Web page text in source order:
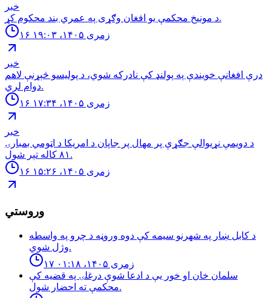
خبر
د مونیخ محکمې یو افغان وګړی په عمري بند محکوم کړ.
۱۶ زمری ۱۴۰۵، ۱۹:۰۳
خبر
درې افغانې خویندې په پولنډ کې نادرکه شوي، د پولیسو څېړنې لاهم
دوام لري.
۱۶ زمری ۱۴۰۵، ۱۷:۳۴
خبر
د دويمې نړيوالې جګړې پر مهال پر جاپان د امريکا د اټومي بمبارۍ
۸۱ کاله تېر شول.
۱۶ زمری ۱۴۰۵، ۱۵:۲۶
وروستي
د كابل ښار په شهرنو سيمه كې دوه وروڼه د چرو په واسطه
وژل شوي.
۱۷ زمری ۱۴۰۵، ۰۱:۱۸
سلمان خان او خور یې د ادعا شوې درغلۍ په قضيه كې
محكمې ته احضار شول.